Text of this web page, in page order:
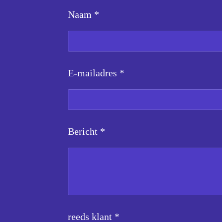
Naam *
E-mailadres *
Bericht *
reeds klant *